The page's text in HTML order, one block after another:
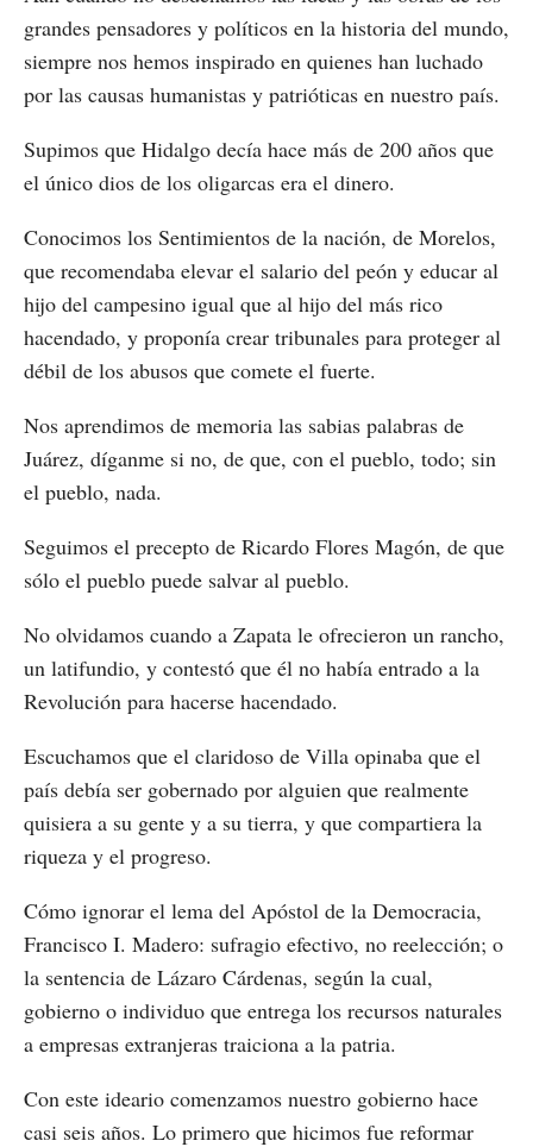
grandes pensadores y políticos en la historia del mundo,
siempre nos hemos inspirado en quienes han luchado
por las causas humanistas y patrióticas en nuestro país.
Supimos que Hidalgo decía hace más de 200 años que
el único dios de los oligarcas era el dinero.
Conocimos los Sentimientos de la nación, de Morelos,
que recomendaba elevar el salario del peón y educar al
hijo del campesino igual que al hijo del más rico
hacendado, y proponía crear tribunales para proteger al
débil de los abusos que comete el fuerte.
Nos aprendimos de memoria las sabias palabras de
Juárez, díganme si no, de que, con el pueblo, todo; sin
el pueblo, nada.
Seguimos el precepto de Ricardo Flores Magón, de que
sólo el pueblo puede salvar al pueblo.
No olvidamos cuando a Zapata le ofrecieron un rancho,
un latifundio, y contestó que él no había entrado a la
Revolución para hacerse hacendado.
Escuchamos que el claridoso de Villa opinaba que el
país debía ser gobernado por alguien que realmente
quisiera a su gente y a su tierra, y que compartiera la
riqueza y el progreso.
Cómo ignorar el lema del Apóstol de la Democracia,
Francisco I. Madero: sufragio efectivo, no reelección; o
la sentencia de Lázaro Cárdenas, según la cual,
gobierno o individuo que entrega los recursos naturales
a empresas extranjeras traiciona a la patria.
Con este ideario comenzamos nuestro gobierno hace
casi seis años. Lo primero que hicimos fue reformar